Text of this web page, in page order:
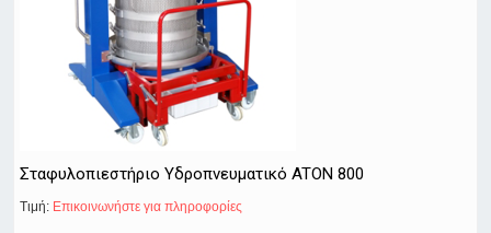
Σταφυλοπιεστήριο Υδροπνευματικό ATON 800
Τιμή: Eπικοινωνήστε για πληροφορίες